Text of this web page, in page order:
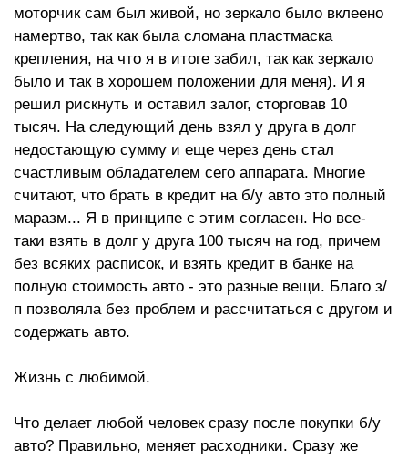
моторчик сам был живой, но зеркало было вклеено
намертво, так как была сломана пластмаска
крепления, на что я в итоге забил, так как зеркало
было и так в хорошем положении для меня). И я
решил рискнуть и оставил залог, сторговав 10
тысяч. На следующий день взял у друга в долг
недостающую сумму и еще через день стал
счастливым обладателем сего аппарата. Многие
считают, что брать в кредит на б/у авто это полный
маразм... Я в принципе с этим согласен. Но все-
таки взять в долг у друга 100 тысяч на год, причем
без всяких расписок, и взять кредит в банке на
полную стоимость авто - это разные вещи. Благо з/
п позволяла без проблем и рассчитаться с другом и
содержать авто.
Жизнь с любимой.
Что делает любой человек сразу после покупки б/у
авто? Правильно, меняет расходники. Сразу же